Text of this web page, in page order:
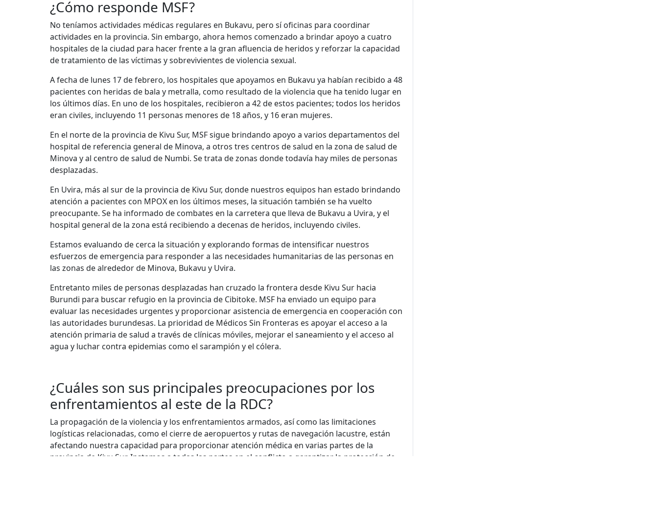
¿Cómo responde MSF?
No teníamos actividades médicas regulares en Bukavu, pero sí oficinas para coordinar
actividades en la provincia. Sin embargo, ahora hemos comenzado a brindar apoyo a cuatro
hospitales de la ciudad para hacer frente a la gran afluencia de heridos y reforzar la capacidad
de tratamiento de las víctimas y sobrevivientes de violencia sexual.
A fecha de lunes 17 de febrero, los hospitales que apoyamos en Bukavu ya habían recibido a 48
pacientes con heridas de bala y metralla, como resultado de la violencia que ha tenido lugar en
los últimos días. En uno de los hospitales, recibieron a 42 de estos pacientes; todos los heridos
eran civiles, incluyendo 11 personas menores de 18 años, y 16 eran mujeres.
En el norte de la provincia de Kivu Sur, MSF sigue brindando apoyo a varios departamentos del
hospital de referencia general de Minova, a otros tres centros de salud en la zona de salud de
Minova y al centro de salud de Numbi. Se trata de zonas donde todavía hay miles de personas
desplazadas.
En Uvira, más al sur de la provincia de Kivu Sur, donde nuestros equipos han estado brindando
atención a pacientes con MPOX en los últimos meses, la situación también se ha vuelto
preocupante. Se ha informado de combates en la carretera que lleva de Bukavu a Uvira, y el
hospital general de la zona está recibiendo a decenas de heridos, incluyendo civiles.
Estamos evaluando de cerca la situación y explorando formas de intensificar nuestros
esfuerzos de emergencia para responder a las necesidades humanitarias de las personas en
las zonas de alrededor de Minova, Bukavu y Uvira.
Entretanto miles de personas desplazadas han cruzado la frontera desde Kivu Sur hacia
Burundi para buscar refugio en la provincia de Cibitoke. MSF ha enviado un equipo para
evaluar las necesidades urgentes y proporcionar asistencia de emergencia en cooperación con
las autoridades burundesas. La prioridad de Médicos Sin Fronteras es apoyar el acceso a la
atención primaria de salud a través de clínicas móviles, mejorar el saneamiento y el acceso al
agua y luchar contra epidemias como el sarampión y el cólera.
¿Cuáles son sus principales preocupaciones por los
enfrentamientos al este de la RDC?
La propagación de la violencia y los enfrentamientos armados, así como las limitaciones
logísticas relacionadas, como el cierre de aeropuertos y rutas de navegación lacustre, están
afectando nuestra capacidad para proporcionar atención médica en varias partes de la
provincia de Kivu Sur. Instamos a todas las partes en el conflicto a garantizar la protección de